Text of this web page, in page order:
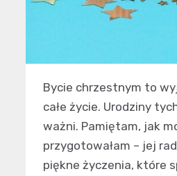
Bycie chrzestnym to
całe życie. Urodziny
ważni. Pamiętam, jak
przygotowałam – jej
piękne życzenia, które